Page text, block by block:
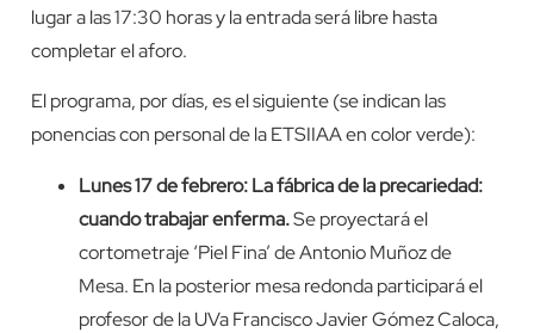
lugar a las 17:30 horas y la entrada será libre hasta
completar el aforo.
El programa, por días, es el siguiente (se indican las
ponencias con personal de la ETSIIAA en color verde):
Lunes 17 de febrero: La fábrica de la precariedad:
cuando trabajar enferma.Se proyectará el
cortometraje ‘Piel Fina’ de Antonio Muñoz de
Mesa. En la posterior mesa redonda participará el
profesor de la UVa Francisco Javier Gómez Caloca,